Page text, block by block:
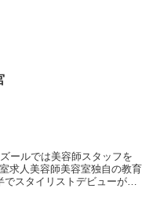
ールでは美容師スタッフを
求人美容師美容室独自の教育
スタイリストデビューが可